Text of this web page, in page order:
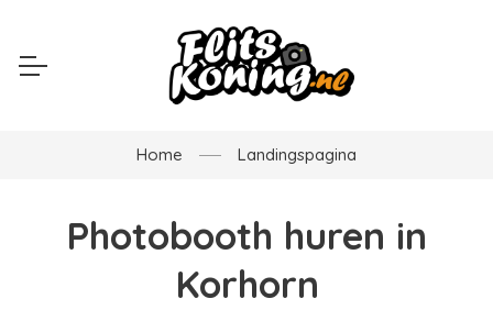
Home Landingspagina
Photobooth huren in
Korhorn